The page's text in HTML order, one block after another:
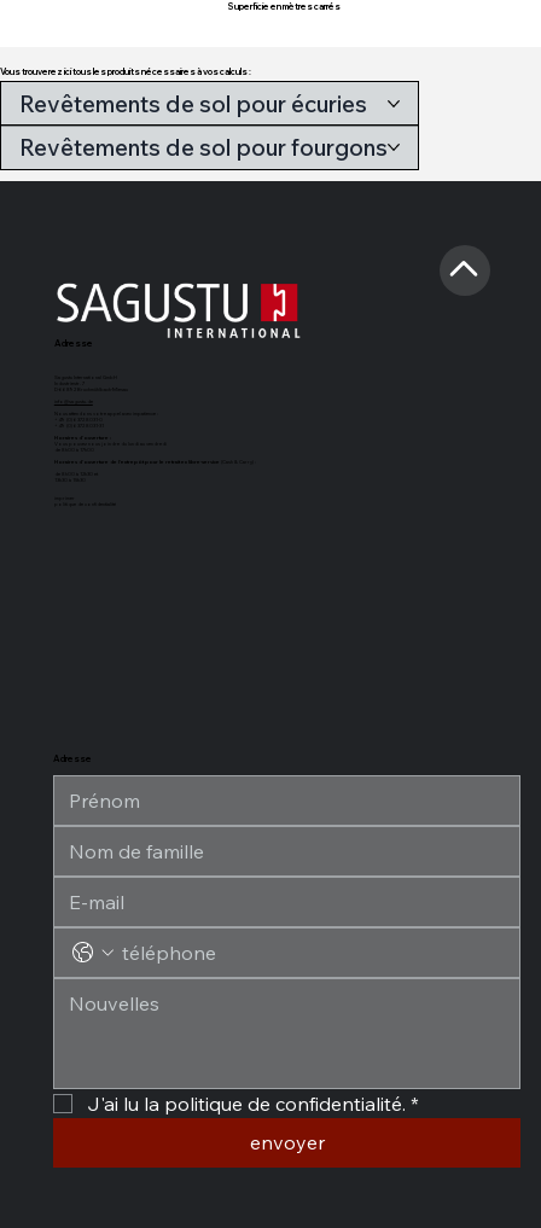
Superficie en mètres carrés
Vous trouverez ici tous les produits nécessaires à vos calculs :
Revêtements de sol pour écuries
Revêtements de sol pour fourgons
Adresse
J'ai lu la politique de confidentialité. *
envoyer
Adresse
Sagustu International GmbH
Nous attendons votre appel avec impatience :
Horaires d'ouverture :
Horaires d'ouverture de l'entrepôt pour le retrait en libre-service